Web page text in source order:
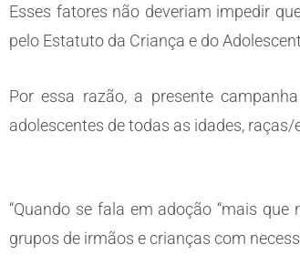
Esses fatores não deveriam impedir
pelo Estatuto da Criança e do
Por essa razão, a presente
adolescentes de todas as idades,
“Quando se fala em adoção “mais
grupos de irmãos e crianças com